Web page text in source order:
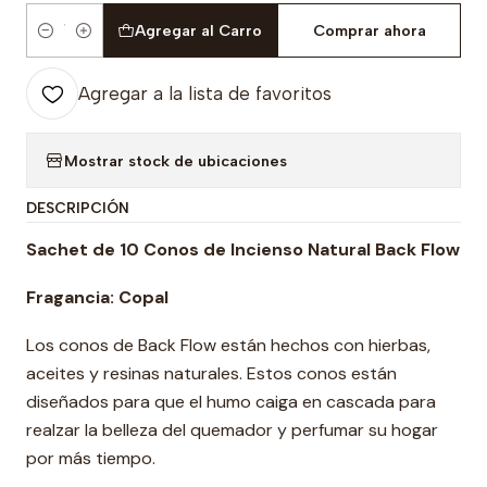
Cantidad
Agregar al Carro Comprar ahora
Agregar a la lista de favoritos
Mostrar stock de ubicaciones
DESCRIPCIÓN
Sachet de 10 Conos de Incienso Natural Back Flow
Fragancia: Copal
Los conos de Back Flow están hechos con hierbas,
aceites y resinas naturales. Estos conos están
diseñados para que el humo caiga en cascada para
realzar la belleza del quemador y perfumar su hogar
por más tiempo.